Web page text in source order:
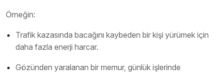
Örneğin:
Trafik kazasında bacağını kaybeden bir kişi yürümek için
daha fazla enerji harcar.
Gözünden yaralanan bir memur, günlük işlerinde